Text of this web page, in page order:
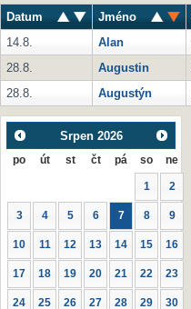
Datum Jméno
14.8.
Alan
28.8.
Augustin
28.8.
Augustýn
Srpen 2026
po út st čt pá so ne
1 2
3 4 5 6 7 8 9
10 11 12 13 14 15 16
17 18 19 20 21 22 23
24 25 26 27 28 29 30